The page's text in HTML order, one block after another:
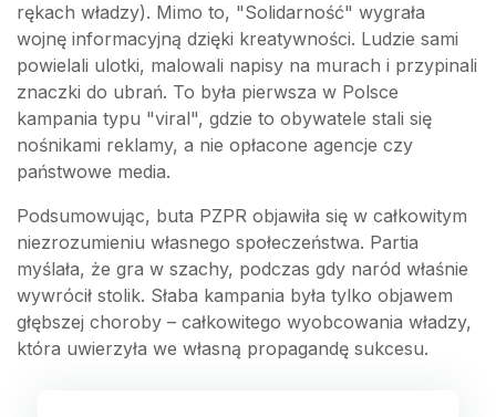
rękach władzy). Mimo to, "Solidarność" wygrała
wojnę informacyjną dzięki kreatywności. Ludzie sami
powielali ulotki, malowali napisy na murach i przypinali
znaczki do ubrań. To była pierwsza w Polsce
kampania typu "viral", gdzie to obywatele stali się
nośnikami reklamy, a nie opłacone agencje czy
państwowe media.
Podsumowując, buta PZPR objawiła się w całkowitym
niezrozumieniu własnego społeczeństwa. Partia
myślała, że gra w szachy, podczas gdy naród właśnie
wywrócił stolik. Słaba kampania była tylko objawem
głębszej choroby – całkowitego wyobcowania władzy,
która uwierzyła we własną propagandę sukcesu.